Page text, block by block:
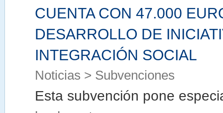
CUENTA CON 47.000
DESARROLLO DE
INTEGRACIÓN SOCIAL
Noticias > Subvenciones
Esta subvención pone